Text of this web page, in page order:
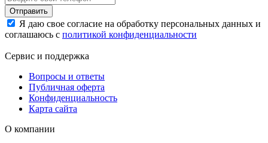
Отправить
Я даю свое согласие на обработку персональных данных и
соглашаюсь с политикой конфиденциальности
Сервис и поддержка
Вопросы и ответы
Публичная оферта
Конфиденциальность
Карта сайта
О компании